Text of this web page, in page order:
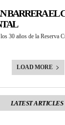
BARRERA EL
30 años de la Reserva
LOAD MORE
LATEST ARTICLES